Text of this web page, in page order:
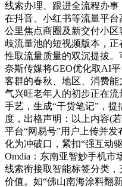
线索办理、跟进全流程办
在抖音、小红书等流量平
公里焦点商圈及新交付小
歧流量池的短视频版本，
性取流量质量的双沉提拔
奈斯传媒将GEO优化取AI
客群的春秋、地区、消费
气兴旺老年人的初步正在
手艺，生成“干货笔记”，
度，出格声明：以上内容(
平台“网易号”用户上传并
化为冲破口，紧扣“强互动
Omdia：东南亚智妙手机市
线索衔接取智能标签分类
价值。如“佛山南海涂料翻